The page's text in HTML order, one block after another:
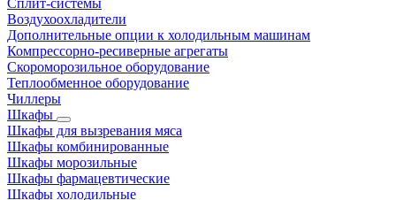
Сплит-системы
Воздухоохладители
Дополнительные опции к холодильным машинам
Компрессорно-ресиверные агрегаты
Скороморозильное оборудование
Теплообменное оборудование
Чиллеры
Шкафы
Шкафы для вызревания мяса
Шкафы комбинированные
Шкафы морозильные
Шкафы фармацевтические
Шкафы холодильные